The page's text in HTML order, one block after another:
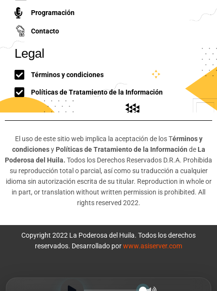
Programación
Contacto
Legal
Términos y condiciones
Políticas de Tratamiento de la Información
El uso de este sitio web implica la aceptación de los Términos y
condicionesy Políticas de Tratamiento de la Información de La
Poderosa del Huila. Todos los Derechos Reservados D.R.A. Prohibida
su reproducción total o parcial, así como su traducción a cualquier
idioma sin autorización escrita de su titular. Reproduction in whole or
in part, or translation without written permission is prohibited. All
rights reserved 2022.
Copyright 2022 La Poderosa del Huila. Todos los derechos
reservados. Desarrollado porwww.asiserver.com